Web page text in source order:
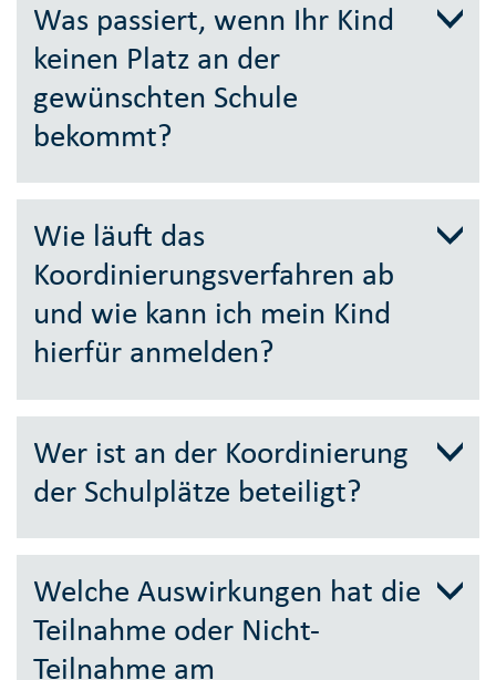
Was passiert, wenn Ihr Kind
keinen Platz an der
gewünschten Schule
bekommt?
Wie läuft das
Koordinierungsverfahren ab
und wie kann ich mein Kind
hierfür anmelden?
Wer ist an der Koordinierung
der Schulplätze beteiligt?
Welche Auswirkungen hat die
Teilnahme oder Nicht-
Teilnahme am